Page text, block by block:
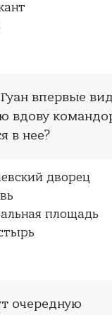
впервые
вдову
в нее?
дворец
площадь
очередную